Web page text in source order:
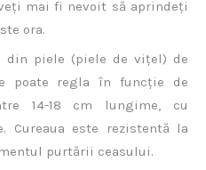
mai fi nevoit să aprindeți
ora.
din piele (piele de vițel) de
poate regla în funcție de
14-18 cm lungime, cu
Cureaua este rezistentă la
purtării ceasului.